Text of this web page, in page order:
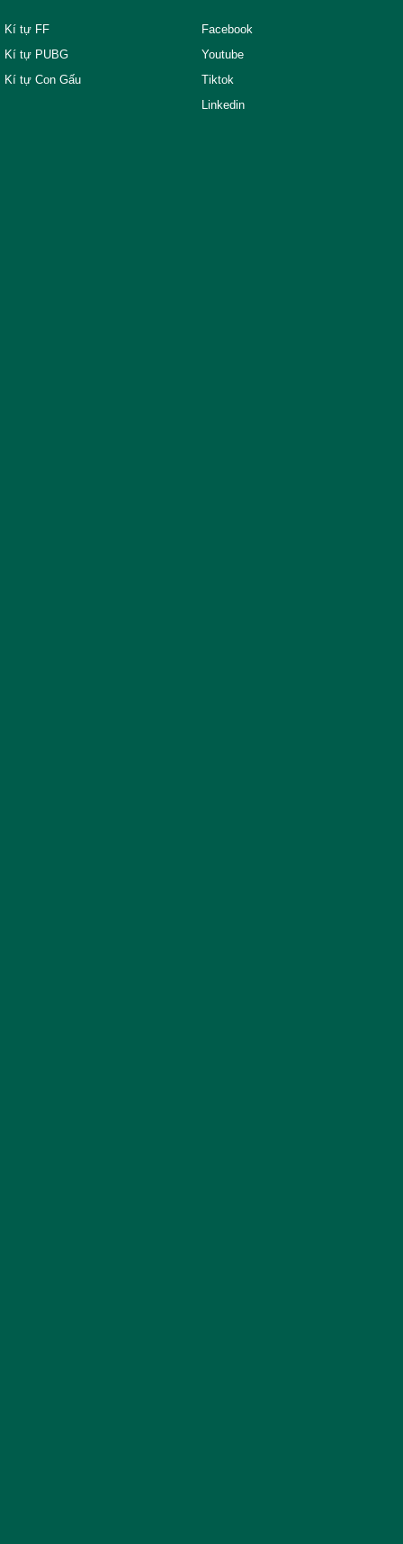
Kí tự FF
Kí tự PUBG
Kí tự Con Gấu
Facebook
Youtube
Tiktok
Linkedin